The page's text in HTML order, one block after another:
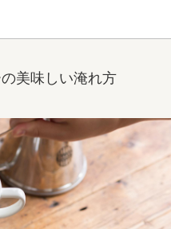
美味しい淹れ方